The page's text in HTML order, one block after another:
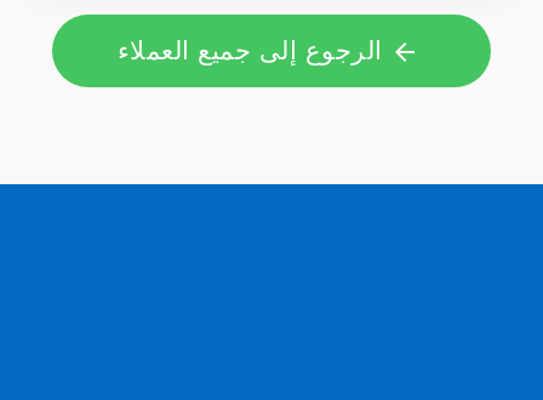
arrow_back الرجوع إلى جميع العملاء